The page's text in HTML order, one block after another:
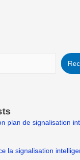
plan de signalisation
la signalisation